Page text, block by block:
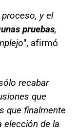
y el
pruebas,
", afirmó
recabar
que
que finalmente
elección de la